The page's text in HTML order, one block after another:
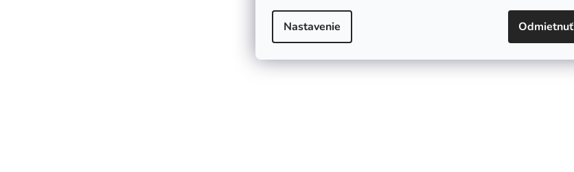
Nastavenie Odmietnuť